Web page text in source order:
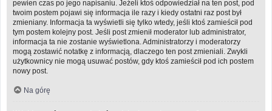
pewien czas po jego napisaniu. Jeżeli ktoś odpowiedział na ten post, pod
twoim postem pojawi się informacja ile razy i kiedy ostatni raz post był
zmieniany. Informacja ta wyświetli się tylko wtedy, jeśli ktoś zamieścił pod
tym postem kolejny post. Jeśli post zmienił moderator lub administrator,
informacja ta nie zostanie wyświetlona. Administratorzy i moderatorzy
mogą zostawić notatkę z informacją, dlaczego ten post zmieniali. Zwykli
użytkownicy nie mogą usuwać postów, gdy ktoś zamieścił pod ich postem
nowy post.
Na górę